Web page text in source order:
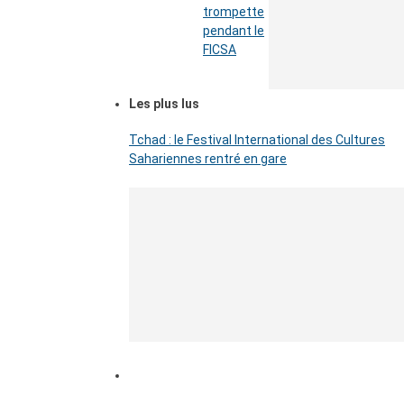
trompette
pendant le
FICSA
Les plus lus
Tchad : le Festival International des Cultures
Sahariennes rentré en gare